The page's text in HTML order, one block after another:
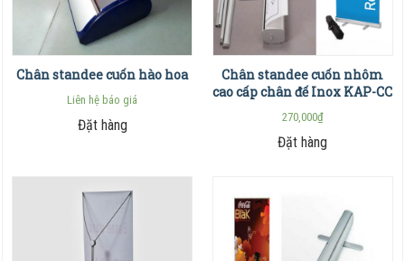
Chân standee cuốn hào hoa
Liên hệ báo giá
Đặt hàng
Chân standee cuốn nhôm
cao cấp chân đế Inox KAP-CC
270,000₫
Đặt hàng